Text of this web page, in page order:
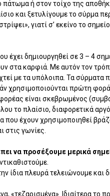
ή στον τοίχο της
και ξετυλίγουμε το σύρμα
γιατί σ’ εκείνο το
έχει δημιουργηθεί σε 3 – 4
στα καρφιά. Με αυτόν τον
με τα υπόλοιπα. Τα σύρματα
χρησιμοποιούνται πρώτη φορά
είναι σκεβρωμένος
το πλαίσιο, διαφορετικά
έχουν χρησιμοποιηθεί
στις γωνίες.
να προσέξουμε μερικά
ίδια πλευρά τελειώνουμε και
«τεζαρισμένα». Ιδιαίτερα το